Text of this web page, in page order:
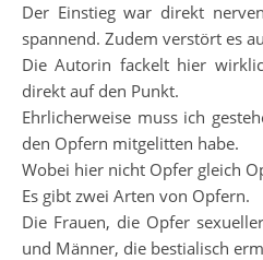
Der Einstieg war direkt
spannend. Zudem verstört es
Die Autorin fackelt hier
direkt auf den Punkt.
Ehrlicherweise muss ich
den Opfern mitgelitten habe.
Wobei hier nicht Opfer gleich
Es gibt zwei Arten von Opfern.
Die Frauen, die Opfer
und Männer, die bestialisch